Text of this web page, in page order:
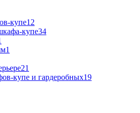
купе12
купе34
1
21
купе и гардеробных19